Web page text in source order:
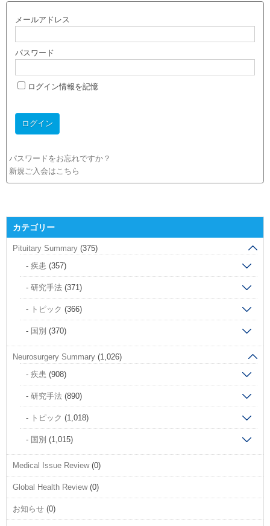
メールアドレス
パスワード
ログイン情報を記憶
パスワードをお忘れですか？
新規ご入会はこちら
カテゴリー
Pituitary Summary (375)
疾患 (357)
研究手法 (371)
トピック (366)
国別 (370)
Neurosurgery Summary (1,026)
疾患 (908)
研究手法 (890)
トピック (1,018)
国別 (1,015)
Medical Issue Review(0)
Global Health Review(0)
お知らせ (0)